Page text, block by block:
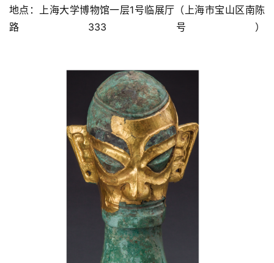
地点：上海大学博物馆一层1号临展厅（上海市宝山区南陈
路333号）